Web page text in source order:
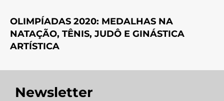
OLIMPÍADAS 2020: MEDALHAS NA
NATAÇÃO, TÊNIS, JUDÔ E GINÁSTICA
ARTÍSTICA
Newsletter